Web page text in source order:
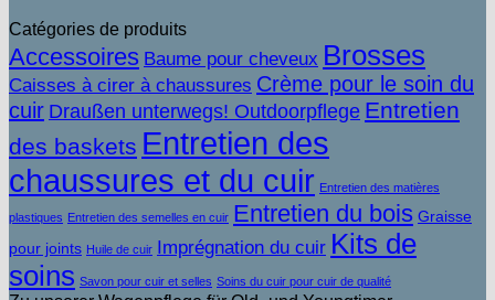
Catégories de produits
Accessoires Baume pour cheveux Brosses
Caisses à cirer à chaussures Crème pour le soin du
cuir Draußen unterwegs! Outdoorpflege Entretien
des baskets Entretien des
chaussures et du cuir Entretien des matières
plastiques Entretien des semelles en cuir Entretien du bois Graisse
pour joints Huile de cuir Imprégnation du cuir Kits de
soins Savon pour cuir et selles Soins du cuir pour cuir de qualité